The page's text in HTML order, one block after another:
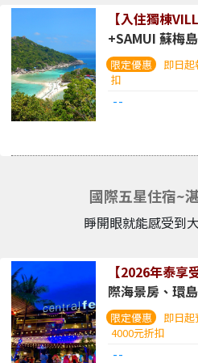
【入住獨棟
+SAMUI 蘇梅
+曼谷航空、
--
即日
扣
國際五星住宿~
睜開眼就能感受到
【2026年泰享
際海景房、環
夕陽下午茶兩
+曼谷航空、行
--
即日
4000元折扣